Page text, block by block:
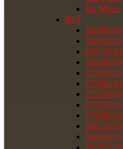
На Matiz
R14
165/60/14
165/65/14
165/70/14
165/80/14
175/60/14
175/65/14
175/70/14
175/75/14
175/80/14
185/55/14
185/60/14
185/65/14